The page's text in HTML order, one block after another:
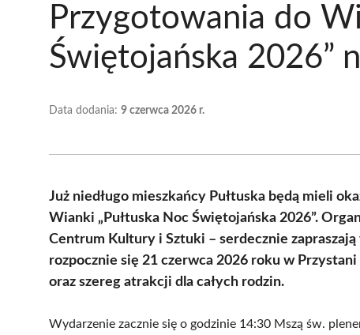
Przygotowania do
Świętojańska 2026”
Data dodania: 9 czerwca 2026 r.
Już niedługo mieszkańcy Pułtuska będą mieli
Wianki „Pułtuska Noc Świętojańska 2026”.
Centrum Kultury i Sztuki – serdecznie
rozpocznie się 21 czerwca 2026 roku w
oraz szereg atrakcji dla całych rodzin.
Wydarzenie zacznie się o godzinie 14:30 Mszą św.